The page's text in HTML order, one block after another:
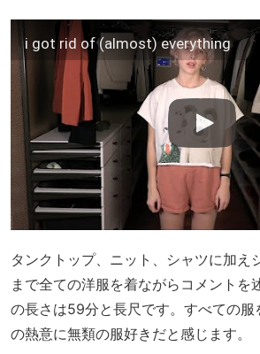
i got rid of (almost) everything
タンクトップ、ニット、シャツに加え
まで全ての洋服を着ながらコメントを
の長さは59分と長尺です。すべての服
の熱意に無類の服好きだと感じます。